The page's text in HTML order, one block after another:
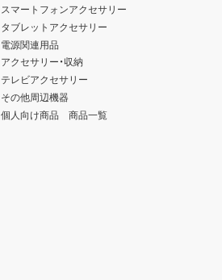
スマートフォンアクセサリー
タブレットアクセサリー
電源関連用品
アクセサリー・収納
テレビアクセサリー
その他周辺機器
個人向け商品 商品一覧